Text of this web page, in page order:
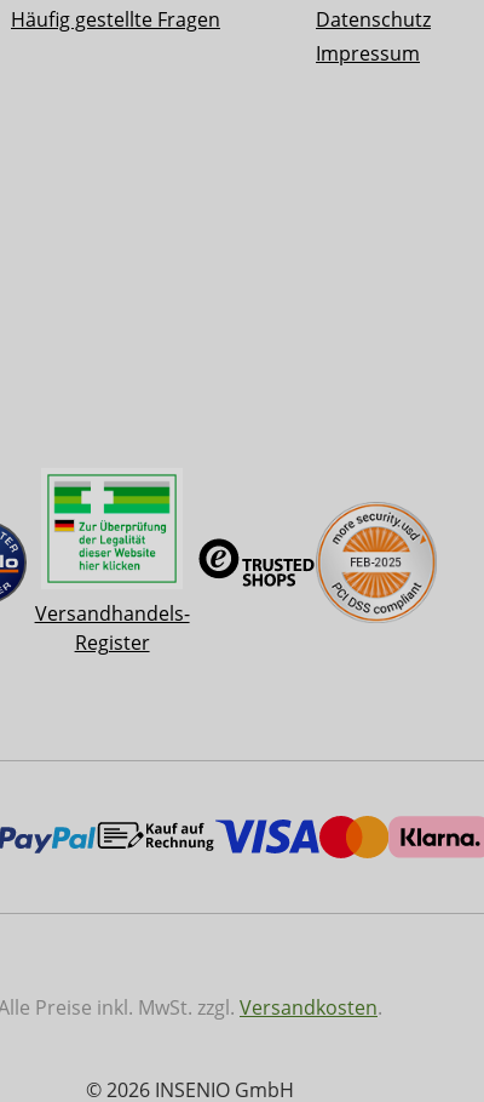
Häufig gestellte Fragen
Datenschutz
Impressum
Versandhandels-
Register
Preise inkl. MwSt. zzgl. Versandkosten.
© 2026 INSENIO GmbH